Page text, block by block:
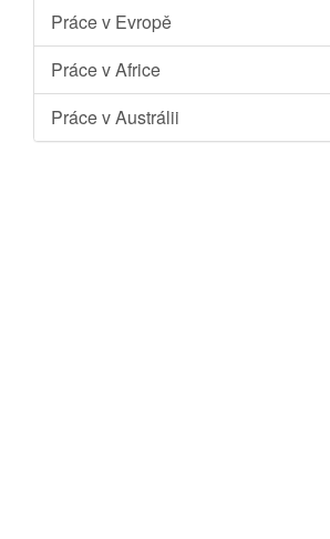
Práce v Evropě
Práce v Africe
Práce v Austrálii